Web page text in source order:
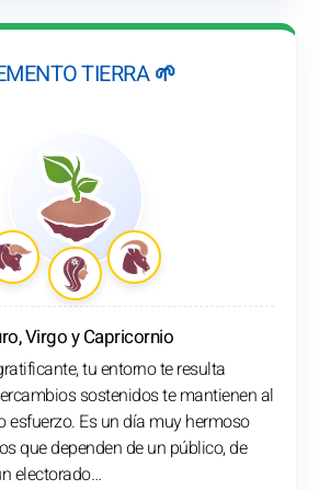
TIERRA 🌱
Virgo y Capricornio
tu entorno te resulta
sostenidos te mantienen al
esfuerzo. Es un día muy hermoso
que dependen de un público, de
electorado…